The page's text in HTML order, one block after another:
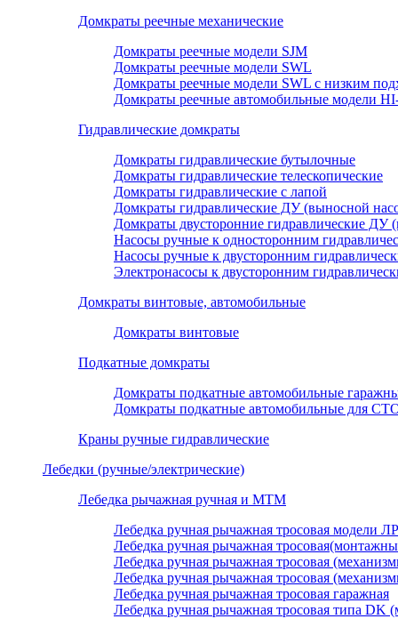
Домкраты реечные механические
Домкраты реечные модели SJM
Домкраты реечные модели SWL
Домкраты реечные модели SWL с низким
Домкраты реечные автомобильные модели
Гидравлические домкраты
Домкраты гидравлические бутылочные
Домкраты гидравлические телескопические
Домкраты гидравлические с лапой
Домкраты гидравлические ДУ (выносной
Домкраты двусторонние гидравлические ДУ
Насосы ручные к односторонним
Насосы ручные к двусторонним
Электронасосы к двусторонним
Домкраты винтовые, автомобильные
Домкраты винтовые
Подкатные домкраты
Домкраты подкатные автомобильные
Домкраты подкатные автомобильные для
Краны ручные гидравлические
Лебедки (ручные/электрические)
Лебедка рычажная ручная и МТМ
Лебедка ручная рычажная тросовая модели ЛР
Лебедка ручная рычажная
Лебедка ручная рычажная тросовая
Лебедка ручная рычажная тросовая
Лебедка ручная рычажная тросовая гаражная
Лебедка ручная рычажная тросовая типа DK